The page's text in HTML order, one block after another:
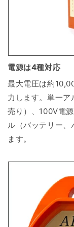
電源は4種対応
最大電圧は約
力します。単一ア
売り）、100V電
ル（バッテリー
ます。